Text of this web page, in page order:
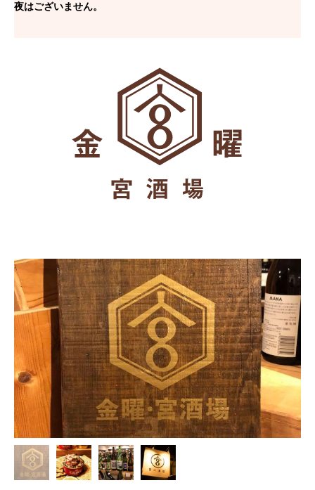
夜はございません。